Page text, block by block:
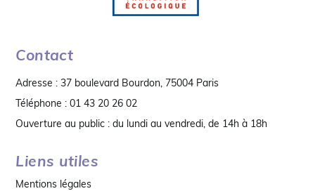
Contact
Adresse : 37 boulevard Bourdon, 75004 Paris
Téléphone : 01 43 20 26 02
Ouverture au public : du lundi au vendredi, de 14h à 18h
Liens utiles
Mentions légales